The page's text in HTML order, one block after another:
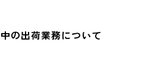
の出荷業務について